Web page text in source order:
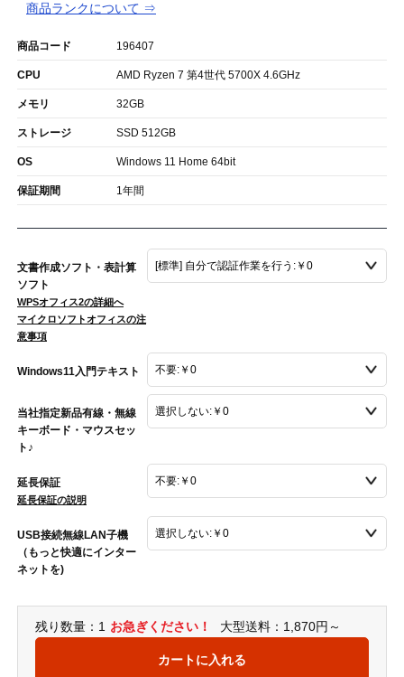
商品ランクについて ⇒
商品コード 196407
CPU AMD Ryzen 7 第4世代 5700X 4.6GHz
メモリ 32GB
ストレージ SSD 512GB
OS Windows 11 Home 64bit
保証期間 1年間
文書作成ソフト・表計算
ソフト
WPSオフィス2の詳細へ
マイクロソフトオフィスの注
意事項
Windows11入門テキスト
当社指定新品有線・無線
キーボード・マウスセッ
ト♪
延長保証
延長保証の説明
USB接続無線LAN子機
（もっと快適にインター
ネットを)
残り数量：1 お急ぎください！ 大型送料：1,870円～